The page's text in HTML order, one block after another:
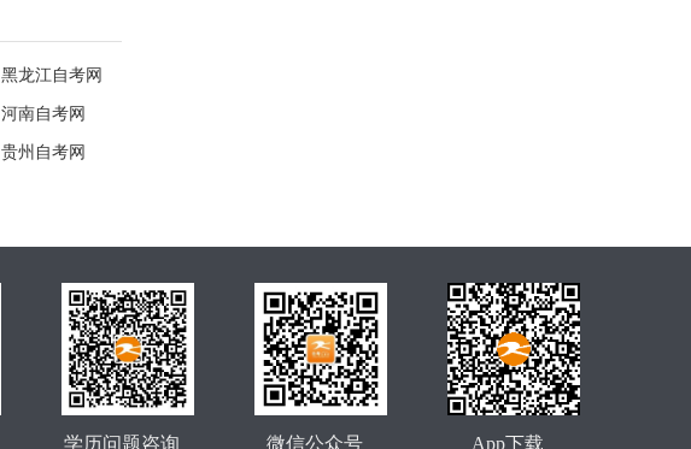
黑龙江自考网
河南自考网
贵州自考网
App下载
微信公众号
学历问题咨询